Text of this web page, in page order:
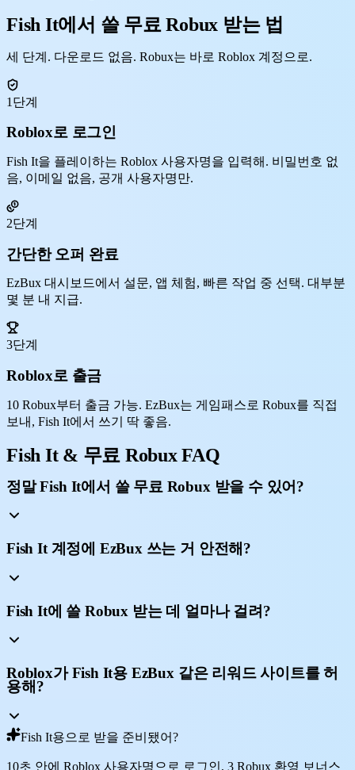
Fish It에서 쓸 무료 Robux 받는 법
세 단계. 다운로드 없음. Robux는 바로 Roblox 계정으로.
1단계
Roblox로 로그인
Fish It을 플레이하는 Roblox 사용자명을 입력해. 비밀번호 없
음, 이메일 없음, 공개 사용자명만.
2단계
간단한 오퍼 완료
EzBux 대시보드에서 설문, 앱 체험, 빠른 작업 중 선택. 대부분
몇 분 내 지급.
3단계
Roblox로 출금
10 Robux부터 출금 가능. EzBux는 게임패스로 Robux를 직접
보내, Fish It에서 쓰기 딱 좋음.
Fish It & 무료 Robux FAQ
정말 Fish It에서 쓸 무료 Robux 받을 수 있어?
Fish It 계정에 EzBux 쓰는 거 안전해?
Fish It에 쓸 Robux 받는 데 얼마나 걸려?
Roblox가 Fish It용 EzBux 같은 리워드 사이트를 허
용해?
Fish It용으로 받을 준비됐어?
10초 안에 Roblox 사용자명으로 로그인, 3 Robux 환영 보너스